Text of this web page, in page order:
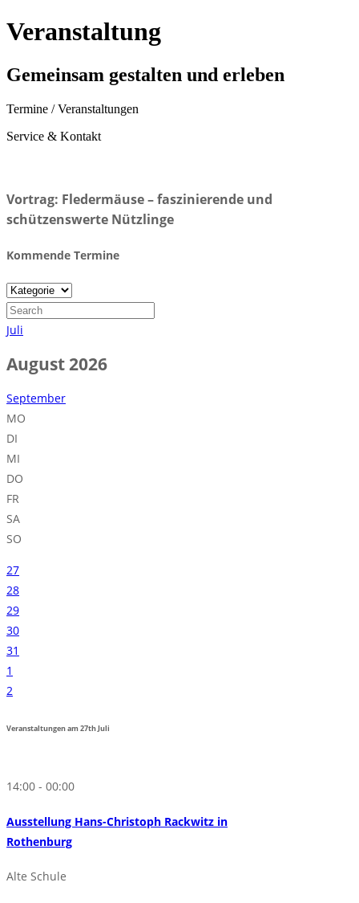
Veranstaltung
Gemeinsam gestalten und erleben
Termine / Veranstaltungen
Service & Kontakt
Vortrag: Fledermäuse – faszinierende und
schützenswerte Nützlinge
Kommende Termine
Juli
August 2026
September
MO
DI
MI
DO
FR
SA
SO
27
28
29
30
31
1
2
Veranstaltungen am27thJuli
14:00 - 00:00
Ausstellung Hans-Christoph Rackwitz in
Rothenburg
Alte Schule